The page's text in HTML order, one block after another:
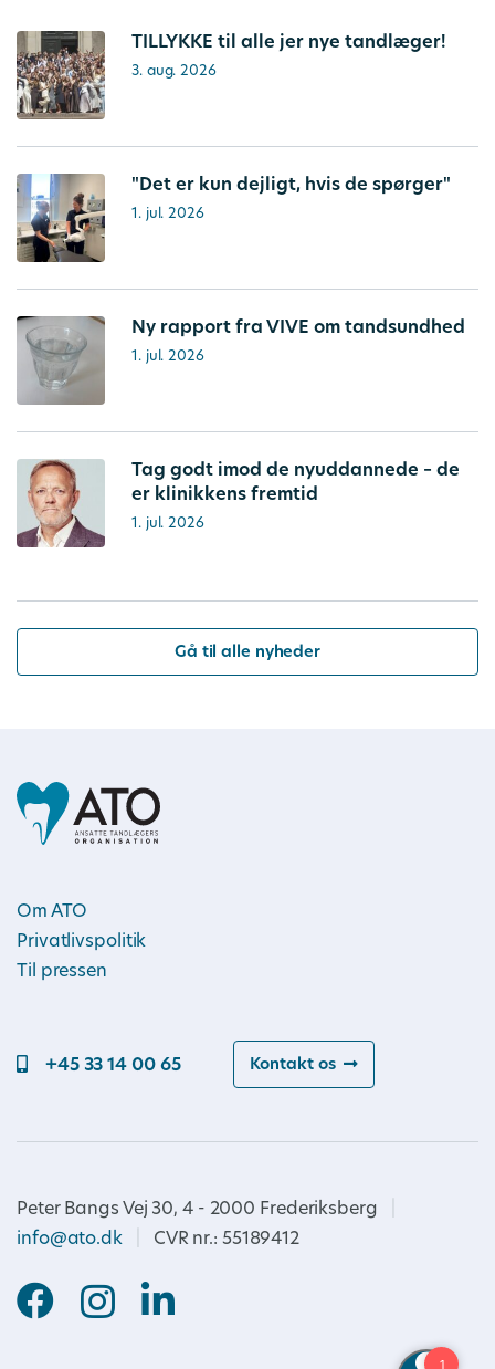
TILLYKKE til alle jer nye tandlæger!
3. aug. 2026
"Det er kun dejligt, hvis de spørger"
1. jul. 2026
Ny rapport fra VIVE om tandsundhed
1. jul. 2026
Tag godt imod de nyuddannede – de
er klinikkens fremtid
1. jul. 2026
Gå til alle nyheder
Om ATO
Privatlivspolitik
Til pressen
+45 33 14 00 65 Kontakt os
Peter Bangs Vej 30, 4 - 2000 Frederiksberg
info@ato.dk
CVR nr.: 55189412